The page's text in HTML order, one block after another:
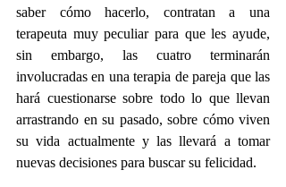
saber cómo hacerlo, contratan a una
terapeuta muy peculiar para que les ayude,
sin embargo, las cuatro terminarán
involucradas en una terapia de pareja que las
hará cuestionarse sobre todo lo que llevan
arrastrando en su pasado, sobre cómo viven
su vida actualmente y las llevará a tomar
nuevas decisiones para buscar su felicidad.